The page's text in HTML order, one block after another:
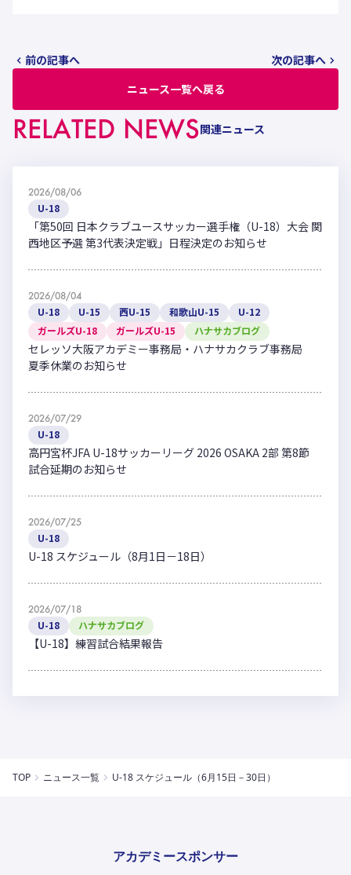
前の記事へ
ニュース一覧へ戻る
次の記事へ
RELATED NEWS関連ニュース
2026/08/06
U-18
「第50回 日本クラブユースサッカー選手権（U-18）大会 関
西地区予選 第3代表決定戦」日程決定のお知らせ
2026/08/04
U-18 U-15 西U-15 和歌山U-15
U-12
ガールズU-18
ガールズU-15 ハナサカブログ
セレッソ大阪アカデミー事務局・ハナサカクラブ事務局
夏季休業のお知らせ
2026/07/29
U-18
高円宮杯JFA U-18サッカーリーグ 2026 OSAKA 2部 第8節
試合延期のお知らせ
2026/07/25
U-18
U-18 スケジュール（8月1日－18日）
2026/07/18
U-18 ハナサカブログ
【U-18】練習試合結果報告
TOP ニュース一覧 U-18 スケジュール（6月15日－30日）
アカデミースポンサー